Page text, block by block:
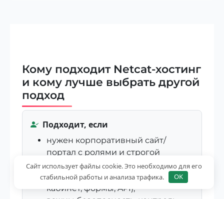
Кому подходит Netcat-хостинг
и кому лучше выбрать другой
подход
Подходит, если
нужен корпоративный сайт/
портал с ролями и строгой
структурой;
есть интеграции (CRM, личный
кабинет, формы, API);
Сайт использует файлы cookie. Это необходимо для его
стабильной работы и анализа трафика.
OK